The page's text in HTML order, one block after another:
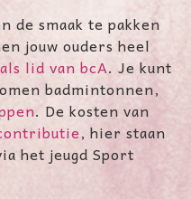
de smaak te pakken
jouw ouders heel
lid van bcA. Je kunt
badmintonnen,
. De kosten van
, hier staan
het jeugd Sport